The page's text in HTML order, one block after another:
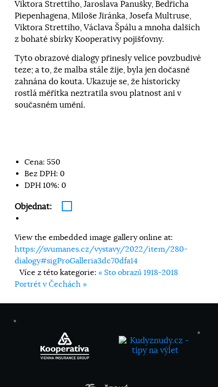
Viktora Strettiho, Jaroslava Panušky, Bedřicha
Piepenhagena, Miloše Jiránka, Josefa Multruse,
Viktora Strettiho, Václava Špálu a mnoha dalších
z bohaté sbírky Kooperativy pojišťovny.
Tyto obrazové dialogy přinesly velice povzbudivé
teze; a to, že malba stále žije, byla jen dočasně
zahnána do kouta. Ukazuje se, že historicky
rostlá měřítka neztratila svou platnost ani v
současném umění.
Cena: 550
Bez DPH: 0
DPH 10%: 0
Objednat:
View the embedded image gallery online at:
https://svumanes.cz/vystavy/2022/item/280-
dialogy#sigProGalleria3dc70dfa14
Více z této kategorie: « Sto obrazů 1918-2018
Portrét v Čechách »